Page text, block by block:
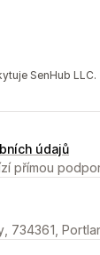
SenHub LLC.
údajů
přímou
734361,